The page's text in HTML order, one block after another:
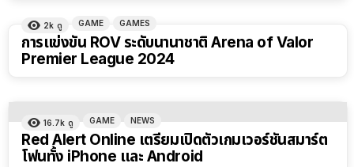
2k ดู GAME GAMES
การแข่งขัน ROV ระดับนานาชาติ Arena of Valor
Premier League 2024
16.7k ดู GAME NEWS
Red Alert Online เตรียมเปิดตัวเกมเวอร์ชันสมาร์ต
โฟนทั้ง iPhone และ Android